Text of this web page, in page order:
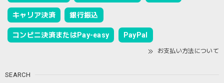
キャリア決済 銀行振込
コンビニ決済またはPay-easy PayPal
お支払い方法について
SEARCH